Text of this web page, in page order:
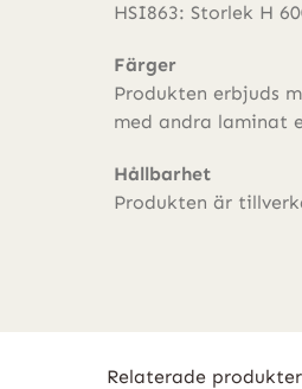
HSI863: Storlek H
Färger
Produkten erbjuds
med andra laminat
Hållbarhet
Produkten är
Relaterade produkter